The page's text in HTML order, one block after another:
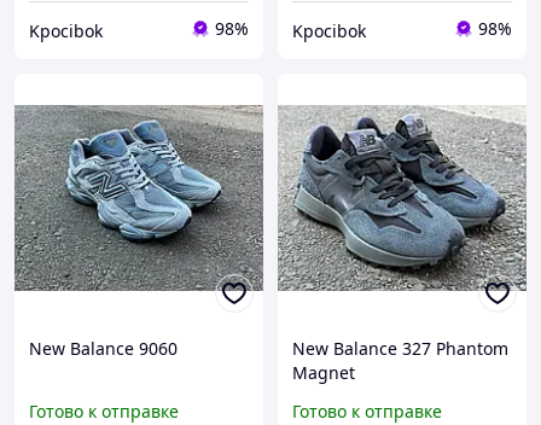
Kpocibok 98% Kpocibok 98%
New Balance 9060
Готово к отправке
New Balance 327 Phantom
Magnet
Готово к отправке